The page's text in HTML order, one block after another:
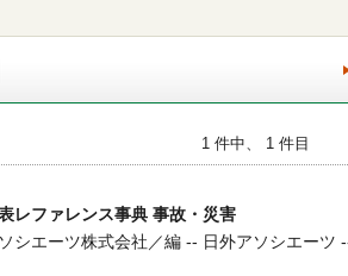
1 件中、 1 件目
レファレンス事典 事故・災害
シエーツ株式会社／編 -- 日外アソシエーツ